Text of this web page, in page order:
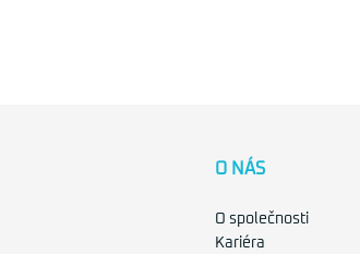
O NÁS
O společnosti
Kariéra